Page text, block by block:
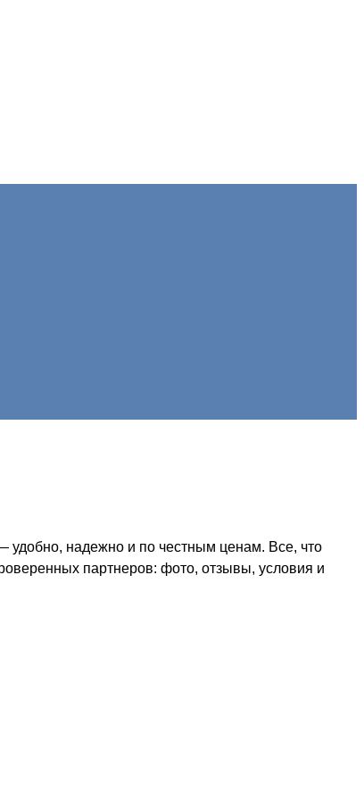
удобно, надежно и по честным ценам. Все, что
партнеров: фото, отзывы, условия и